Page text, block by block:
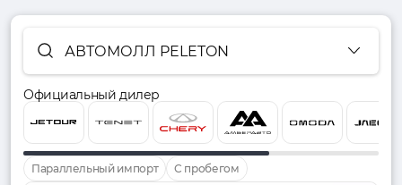
АВТОМОЛЛ PELETON
Официальный дилер
Параллельный импорт С пробегом